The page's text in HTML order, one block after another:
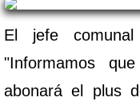
El jefe
"Informamos
abonará el plus